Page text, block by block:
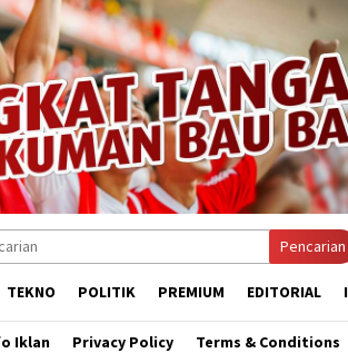
Pencarian
TEKNO POLITIK PREMIUM EDITORIAL
Iklan Privacy Policy Terms & Conditions